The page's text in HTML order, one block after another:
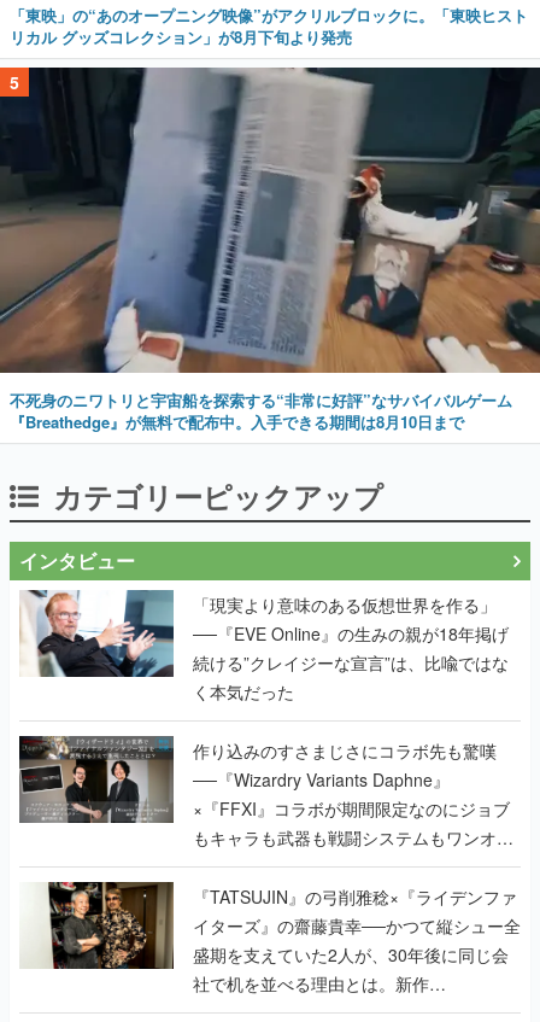
「東映」の“あのオープニング映像”がアクリルブロックに。「東映ヒスト
リカル グッズコレクション」が8月下旬より発売
5
不死身のニワトリと宇宙船を探索する“非常に好評”なサバイバルゲーム
『Breathedge』が無料で配布中。入手できる期間は8月10日まで
カテゴリーピックアップ
インタビュー
「現実より意味のある仮想世界を作る」
──『EVE Online』の生みの親が18年掲げ
続ける”クレイジーな宣言”は、比喩ではな
く本気だった
作り込みのすさまじさにコラボ先も驚嘆
──『Wizardry Variants Daphne』
×『FFXI』コラボが期間限定なのにジョブ
もキャラも武器も戦闘システムもワンオフ
で作り込まれた理由を両ディレクターに聞
く
『TATSUJIN』の弓削雅稔×『ライデンファ
イターズ』の齋藤貴幸──かつて縦シュー全
盛期を支えていた2人が、30年後に同じ会
社で机を並べる理由とは。新作
『TATSUJIN EXTREME』で初タッグを組